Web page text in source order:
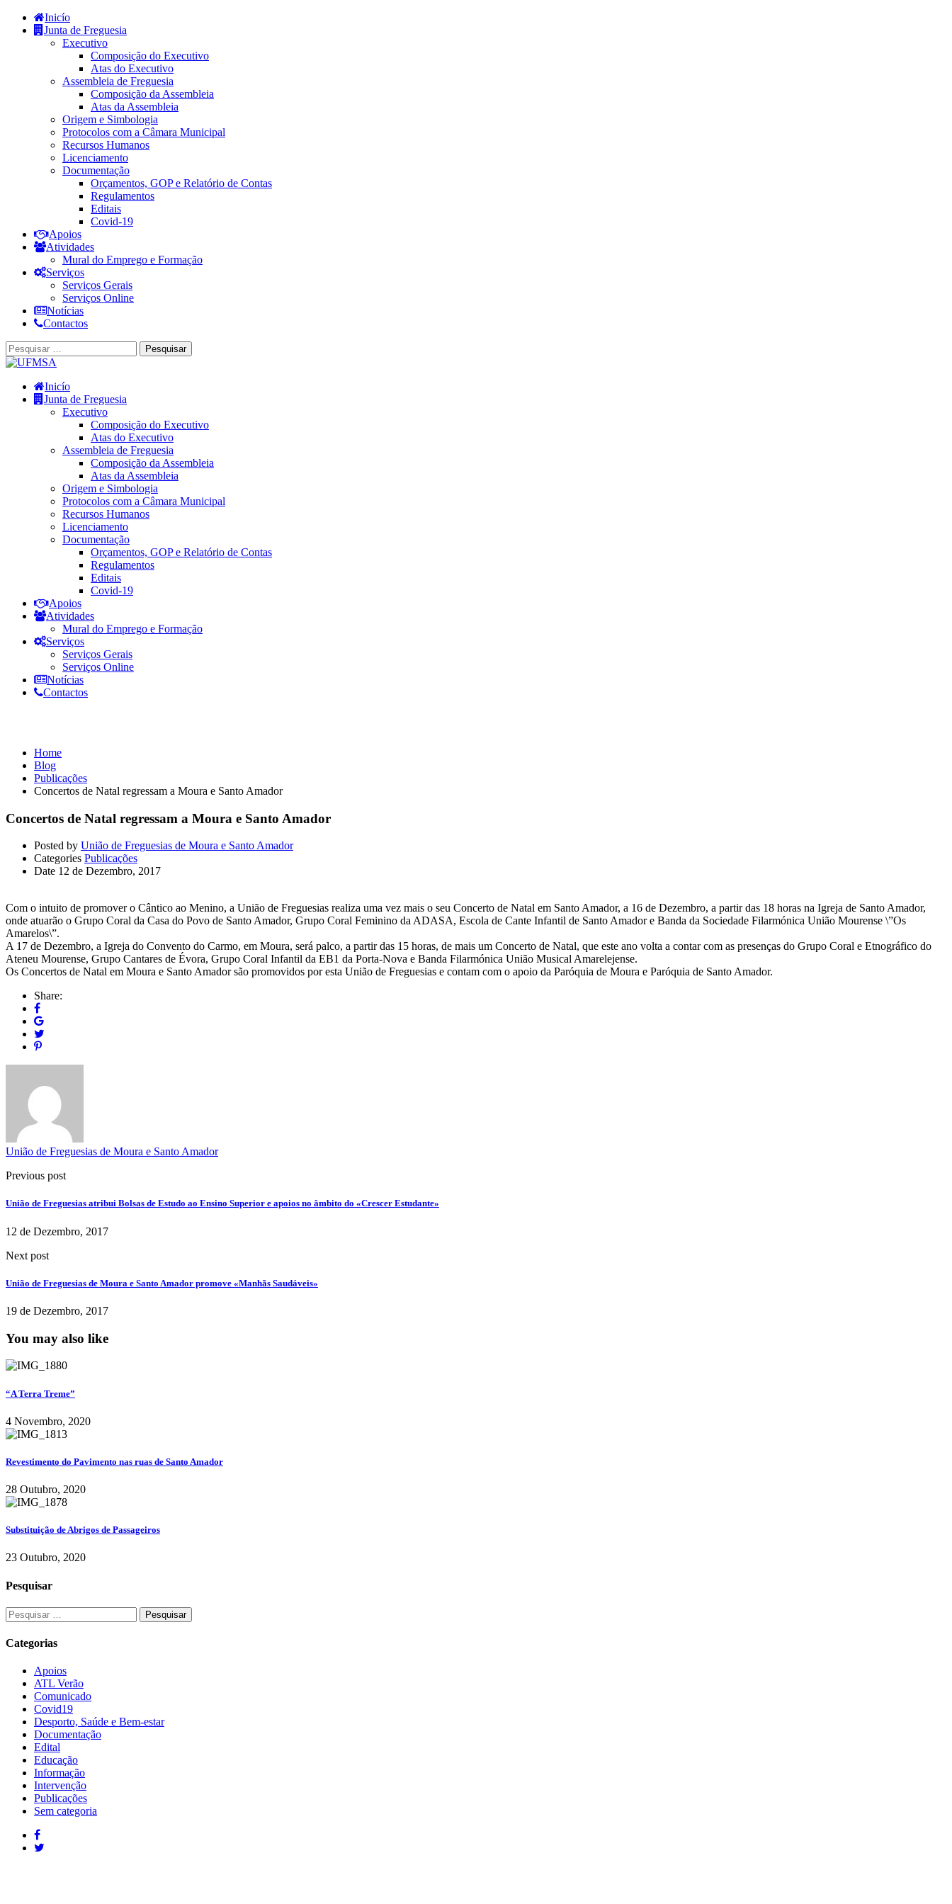
Inicío
Junta de Freguesia
Executivo
Composição do Executivo
Atas do Executivo
Assembleia de Freguesia
Composição da Assembleia
Atas da Assembleia
Origem e Simbologia
Protocolos com a Câmara Municipal
Recursos Humanos
Licenciamento
Documentação
Orçamentos, GOP e Relatório de Contas
Regulamentos
Editais
Covid-19
Apoios
Atividades
Mural do Emprego e Formação
Serviços
Serviços Gerais
Serviços Online
Notícias
Contactos
Inicío
Junta de Freguesia
Executivo
Composição do Executivo
Atas do Executivo
Assembleia de Freguesia
Composição da Assembleia
Atas da Assembleia
Origem e Simbologia
Protocolos com a Câmara Municipal
Recursos Humanos
Licenciamento
Documentação
Orçamentos, GOP e Relatório de Contas
Regulamentos
Editais
Covid-19
Apoios
Atividades
Mural do Emprego e Formação
Serviços
Serviços Gerais
Serviços Online
Notícias
Contactos
Home
Blog
Publicações
Concertos de Natal regressam a Moura e Santo Amador
Concertos de Natal regressam a Moura e Santo Amador
Posted by União de Freguesias de Moura e Santo Amador
Categories Publicações
Date 12 de Dezembro, 2017
Com o intuito de promover o Cântico ao Menino, a União de Freguesias realiza uma vez mais o seu Concerto de Natal em Santo Amador, a 16 de Dezembro, a partir das 18 horas na Igreja de Santo Amador,
onde atuarão o Grupo Coral da Casa do Povo de Santo Amador, Grupo Coral Feminino da ADASA, Escola de Cante Infantil de Santo Amador e Banda da Sociedade Filarmónica União Mourense \”Os
Amarelos\”.
A 17 de Dezembro, a Igreja do Convento do Carmo, em Moura, será palco, a partir das 15 horas, de mais um Concerto de Natal, que este ano volta a contar com as presenças do Grupo Coral e Etnográfico do
Ateneu Mourense, Grupo Cantares de Évora, Grupo Coral Infantil da EB1 da Porta-Nova e Banda Filarmónica União Musical Amarelejense.
Os Concertos de Natal em Moura e Santo Amador são promovidos por esta União de Freguesias e contam com o apoio da Paróquia de Moura e Paróquia de Santo Amador.
Share:
União de Freguesias de Moura e Santo Amador
Previous post
União de Freguesias atribui Bolsas de Estudo ao Ensino Superior e apoios no âmbito do «Crescer Estudante»
12 de Dezembro, 2017
Next post
União de Freguesias de Moura e Santo Amador promove «Manhãs Saudáveis»
19 de Dezembro, 2017
You may also like
“A Terra Treme”
4 Novembro, 2020
Revestimento do Pavimento nas ruas de Santo Amador
28 Outubro, 2020
Substituição de Abrigos de Passageiros
23 Outubro, 2020
Pesquisar
Categorias
Apoios
ATL Verão
Comunicado
Covid19
Desporto, Saúde e Bem-estar
Documentação
Edital
Educação
Informação
Intervenção
Publicações
Sem categoria